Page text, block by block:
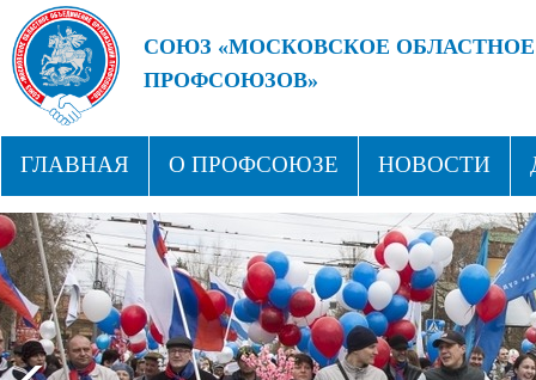
СОЮЗ «МОСКОВСКОЕ
ПРОФСОЮЗОВ»
ГЛАВНАЯ О ПРОФСОЮЗЕ НОВОСТИ
СТРУКТУРА ПРОФСОЮЗНЫЕ ЗДРАВНИЦЫ